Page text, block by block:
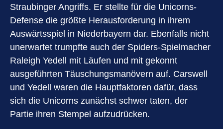
Straubinger Angriffs. Er stellte für die Unicorns-
Defense die größte Herausforderung in ihrem
Auswärtsspiel in Niederbayern dar. Ebenfalls nicht
unerwartet trumpfte auch der Spiders-Spielmacher
Raleigh Yedell mit Läufen und mit gekonnt
ausgeführten Täuschungsmanövern auf. Carswell
und Yedell waren die Hauptfaktoren dafür, dass
sich die Unicorns zunächst schwer taten, der
Partie ihren Stempel aufzudrücken.